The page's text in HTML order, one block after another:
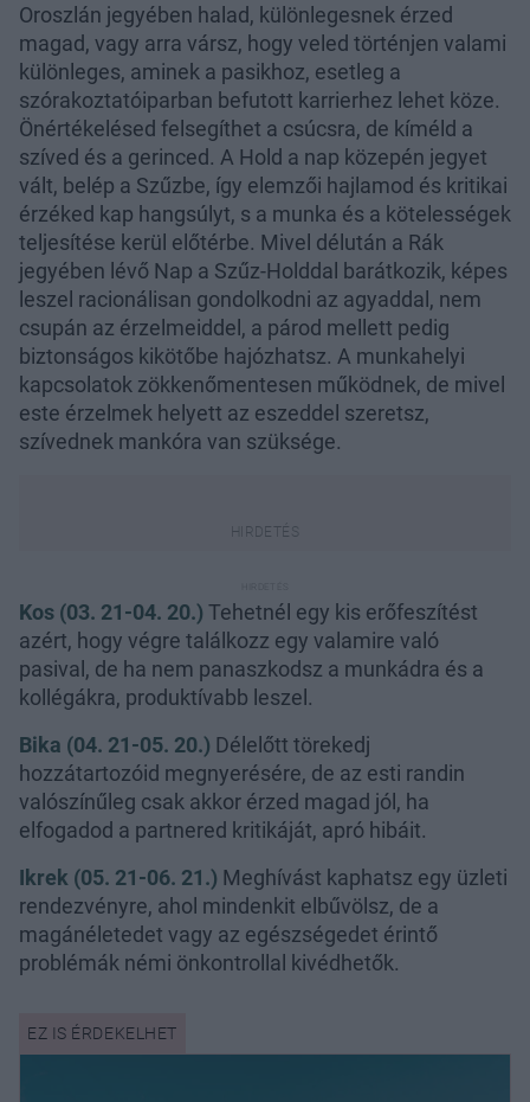
Oroszlán jegyében halad, különlegesnek érzed
magad, vagy arra vársz, hogy veled történjen valami
különleges, aminek a pasikhoz, esetleg a
szórakoztatóiparban befutott karrierhez lehet köze.
Önértékelésed felsegíthet a csúcsra, de kíméld a
szíved és a gerinced. A Hold a nap közepén jegyet
vált, belép a Szűzbe, így elemzői hajlamod és kritikai
érzéked kap hangsúlyt, s a munka és a kötelességek
teljesítése kerül előtérbe. Mivel délután a Rák
jegyében lévő Nap a Szűz-Holddal barátkozik, képes
leszel racionálisan gondolkodni az agyaddal, nem
csupán az érzelmeiddel, a párod mellett pedig
biztonságos kikötőbe hajózhatsz. A munkahelyi
kapcsolatok zökkenőmentesen működnek, de mivel
este érzelmek helyett az eszeddel szeretsz,
szívednek mankóra van szüksége.
Kos (03. 21-04. 20.) Tehetnél egy kis erőfeszítést
azért, hogy végre találkozz egy valamire való
pasival, de ha nem panaszkodsz a munkádra és a
kollégákra, produktívabb leszel.
Bika (04. 21-05. 20.) Délelőtt törekedj
hozzátartozóid megnyerésére, de az esti randin
valószínűleg csak akkor érzed magad jól, ha
elfogadod a partnered kritikáját, apró hibáit.
Ikrek (05. 21-06. 21.) Meghívást kaphatsz egy üzleti
rendezvényre, ahol mindenkit elbűvölsz, de a
magánéletedet vagy az egészségedet érintő
problémák némi önkontrollal kivédhetők.